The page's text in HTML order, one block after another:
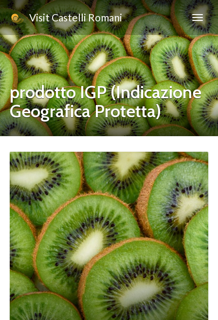
Visit Castelli Romani
prodotto IGP (Indicazione
Geografica Protetta)